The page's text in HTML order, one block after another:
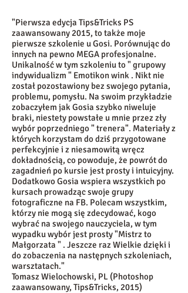
"Pierwsza edycja Tips&Tricks PS
zaawansowany 2015, to także moje
pierwsze szkolenie u Gosi. Porównując do
innych na pewno MEGA profesjonalne.
Unikalność w tym szkoleniu to " grupowy
indywidualizm " Emotikon wink . Nikt nie
został pozostawiony bez swojego pytania,
problemu, pomysłu. Na swoim przykładzie
zobaczyłem jak Gosia szybko niweluje
braki, niestety powstałe u mnie przez zły
wybór poprzedniego " trenera". Materiały z
których korzystam do dziś przygotowane
perfekcyjnie i z niesamowitą wręcz
dokładnością, co powoduje, że powrót do
zagadnień po kursie jest prosty i intuicyjny.
Dodatkowo Gosia wspiera wszystkich po
kursach prowadząc swoje grupy
fotograficzne na FB. Polecam wszystkim,
którzy nie mogą się zdecydować, kogo
wybrać na swojego nauczyciela, w tym
wypadku wybór jest prosty "Mistrz to
Małgorzata " . Jeszcze raz Wielkie dzięki i
do zobaczenia na następnych szkoleniach,
warsztatach."
Tomasz Wielochowski, PL (Photoshop
zaawansowany, Tips&Tricks, 2015)